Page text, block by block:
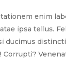
enim
ipsa tellus.
ducimus
Corrupti?